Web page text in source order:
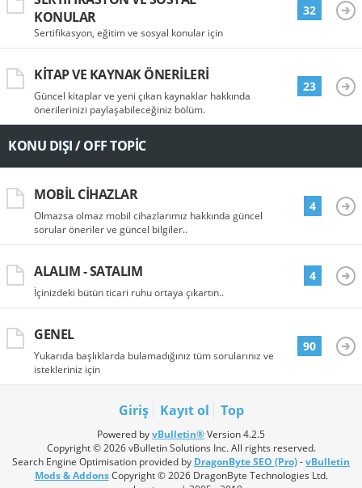
KONULAR
Sertifikasyon, eğitim ve sosyal konular için
32
KITAP VE KAYNAK ÖNERILERI
Güncel kitaplar ve yeni çıkan kaynaklar hakkında
önerilerinizi paylaşabileceğiniz bölüm.
23
KONU DIŞI / OFF TOPIC
MOBIL CIHAZLAR
Olmazsa olmaz mobil cihazlarımız hakkında güncel
sorular öneriler ve güncel bilgiler..
4
ALALIM - SATALIM
İçinizdeki bütün ticari ruhu ortaya çıkartın..
4
GENEL
Yukarıda başlıklarda bulamadığınız tüm sorularınız ve
istekleriniz için
90
Giriş Kayıt ol Top
Powered byvBulletin®Version 4.2.5
Copyright © 2026 vBulletin Solutions Inc. All rights reserved.
Search Engine Optimisation provided by DragonByte SEO (Pro)-vBulletin
Mods & AddonsCopyright © 2026 DragonByte Technologies Ltd.